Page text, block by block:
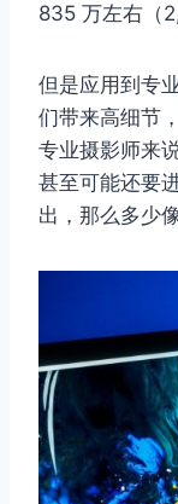
835 万左右（
但是应用到专
们带来高细节
专业摄影师来
甚至可能还要
出，那么多少